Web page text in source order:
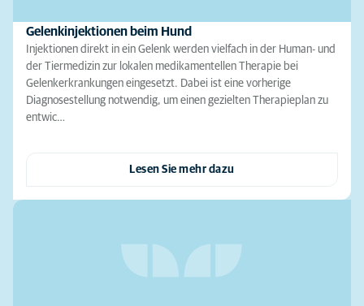
Gelenkinjektionen beim Hund
Injektionen direkt in ein Gelenk werden vielfach in der Human- und
der Tiermedizin zur lokalen medikamentellen Therapie bei
Gelenkerkrankungen eingesetzt. Dabei ist eine vorherige
Diagnosestellung notwendig, um einen gezielten Therapieplan zu
entwic…
Lesen Sie mehr dazu